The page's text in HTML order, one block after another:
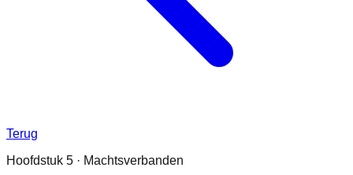
Terug
Hoofdstuk 5 · Machtsverbanden